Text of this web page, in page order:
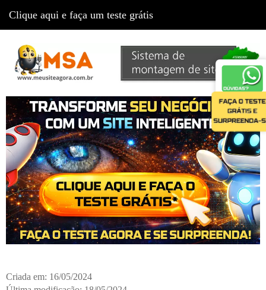
Criada em: 16/05/2024
Clique aqui e faça um teste grátis